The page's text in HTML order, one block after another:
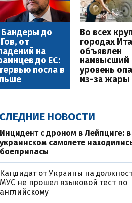
до
от
на
до ЕС:
посла в
Во всех
городах
объявлен
наивысший
уровень
из-за жары
НОВОСТИ
Инцидент с дроном в Лейпциге: в
украинском самолете
боеприпасы
Кандидат от Украины на
МУС не прошел языковой тест по
английскому